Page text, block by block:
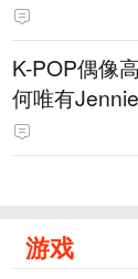
K-POP偶像
何唯有
游戏